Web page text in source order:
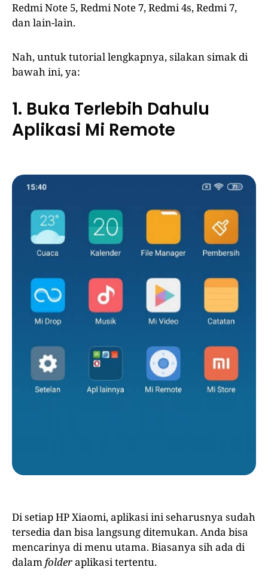
Redmi Note 5, Redmi Note 7, Redmi 4s, Redmi 7,
dan lain-lain.
Nah, untuk tutorial lengkapnya, silakan simak di
bawah ini, ya:
1. Buka Terlebih Dahulu
Aplikasi Mi Remote
Di setiap HP Xiaomi, aplikasi ini seharusnya sudah
tersedia dan bisa langsung ditemukan. Anda bisa
mencarinya di menu utama. Biasanya sih ada di
dalamfolderaplikasi tertentu.